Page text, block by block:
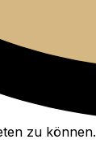
zu können.